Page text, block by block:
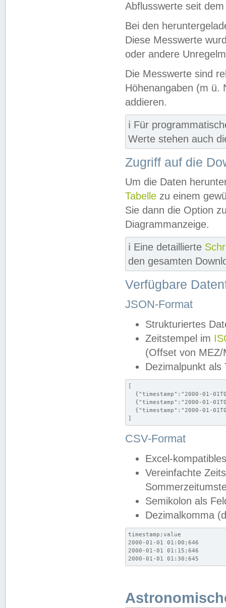
Abflusswerte seit
Bei den
Diese Messwerte
oder andere
Die Messwerte sind
Höhenangaben (m ü.
addieren.
ℹ️ Für
Werte stehen auch
Zugriff auf die
Um die Daten
Tabelle zu einem
Sie dann die Option
Diagrammanzeige.
ℹ️ Eine detaillierte
den gesamten
Verfügbare
JSON-Format
Strukturiertes
Zeitstempel im
(Offset von MEZ/
Dezimalpunkt als
[
{"timestamp":"2000-01-
{"timestamp":"2000-01-
{"timestamp":"2000-01-
]
CSV-Format
Excel-
Vereinfachte
Semikolon als
Dezimalkomma
timestamp;value
2000-01-01 01:00;646
2000-01-01 01:15;646
2000-01-01 01:30;645